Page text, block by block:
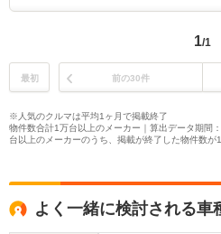
1/1
最初 前の30件
※人気のクルマは平均1ヶ月で掲載終了
物件数合計1万台以上のメーカー｜算出データ期間
台以上のメーカーのうち、掲載が終了した物件数が
よく一緒に検討される車